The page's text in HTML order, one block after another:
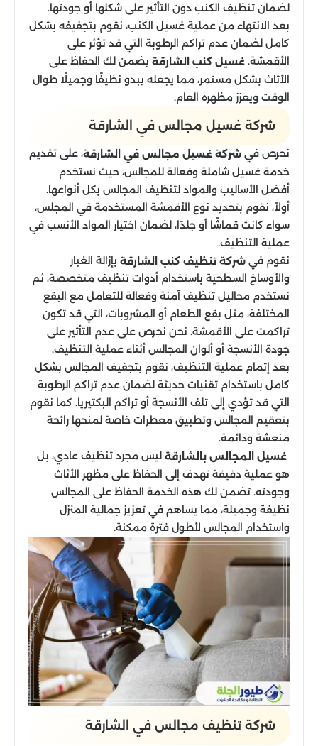
لضمان تنظيف الكنب دون التأثير على شكلها أو جودتها.
بعد الانتهاء من عملية غسيل الكنب، نقوم بتجفيفه بشكل
كامل لضمان عدم تراكم الرطوبة التي قد تؤثر على
الأقمشة. غسيل كنب الشارقة يضمن لك الحفاظ على
الأثاث بشكل مستمر، مما يجعله يبدو نظيفًا وجميلًا طوال
الوقت ويعزز مظهره العام.
شركة غسيل مجالس في الشارقة
نحرص في شركة غسيل مجالس في الشارقة، على تقديم
خدمة غسيل شاملة وفعالة للمجالس، حيث نستخدم
أفضل الأساليب والمواد لتنظيف المجالس بكل أنواعها.
أولاً، نقوم بتحديد نوع الأقمشة المستخدمة في المجلس،
سواء كانت قماشًا أو جلدًا، لضمان اختيار المواد الأنسب في
عملية التنظيف.
نقوم في شركة تنظيف كنب الشارقة بإزالة الغبار
والأوساخ السطحية باستخدام أدوات تنظيف متخصصة، ثم
نستخدم محاليل تنظيف آمنة وفعالة للتعامل مع البقع
المختلفة، مثل بقع الطعام أو المشروبات، التي قد تكون
تراكمت على الأقمشة. نحن نحرص على عدم التأثير على
جودة الأنسجة أو ألوان المجالس أثناء عملية التنظيف.
بعد إتمام عملية التنظيف، نقوم بتجفيف المجالس بشكل
كامل باستخدام تقنيات حديثة لضمان عدم تراكم الرطوبة
التي قد تؤدي إلى تلف الأنسجة أو تراكم البكتيريا. كما نقوم
بتعقيم المجالس وتطبيق معطرات خاصة لمنحها رائحة
منعشة ودائمة.
غسيل المجالس بالشارقة ليس مجرد تنظيف عادي، بل
هو عملية دقيقة تهدف إلى الحفاظ على مظهر الأثاث
وجودته. تضمن لك هذه الخدمة الحفاظ على المجالس
نظيفة وجميلة، مما يساهم في تعزيز جمالية المنزل
واستخدام المجالس لأطول فترة ممكنة.
شركة تنظيف مجالس​ في الشارقة